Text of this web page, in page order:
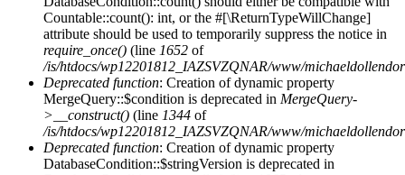
Countable::count(): int, or the #[\ReturnTypeWillChange]
attribute should be used to temporarily suppress the notice in
require_once() (line 1652 of
/is/htdocs/wp12201812_IAZSVZQNAR/www/
Deprecated function: Creation of dynamic property
MergeQuery::$condition is deprecated in MergeQuery-
>__construct() (line 1344 of
/is/htdocs/wp12201812_IAZSVZQNAR/www/
Deprecated function: Creation of dynamic property
DatabaseCondition::$stringVersion is deprecated in